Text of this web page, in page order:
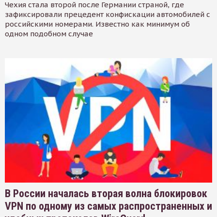
Чехия стала второй после Германии страной, где
зафиксировали прецедент конфискации автомобилей с
российскими номерами. Известно как минимум об
одном подобном случае
В России началась вторая волна блокировок
VPN по одному из самых распространенных и